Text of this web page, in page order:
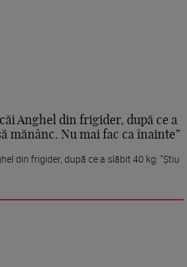
Anghel din frigider, după ce a
mănânc. Nu mai fac ca înainte”
din frigider, după ce a slăbit 40 kg: “Știu